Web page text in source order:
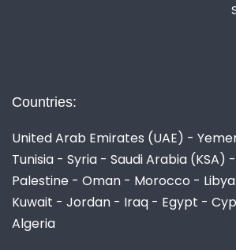
Countries:
United Arab Emirates (UAE) -
Tunisia - Syria - Saudi Arabia (KSA)
Palestine - Oman - Morocco -
Kuwait - Jordan - Iraq - Egypt -
Algeria